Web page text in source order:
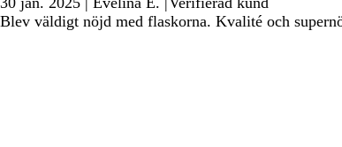
Blev väldigt nöjd med flaskorna. Kvalité och